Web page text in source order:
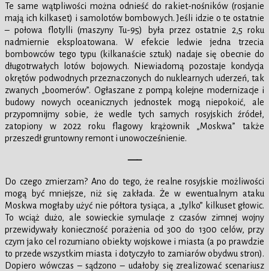
Te same wątpliwości można odnieść do rakiet-nośników (rosjanie
mają ich kilkaset) i samolotów bombowych. Jeśli idzie o te ostatnie
– połowa flotylli (maszyny Tu-95) była przez ostatnie 2,5 roku
nadmiernie eksploatowana. W efekcie ledwie jedna trzecia
bombowców tego typu (kilkanaście sztuk) nadaje się obecnie do
długotrwałych lotów bojowych. Niewiadomą pozostaje kondycja
okrętów podwodnych przeznaczonych do nuklearnych uderzeń, tak
zwanych „boomerów”. Ogłaszane z pompą kolejne modernizacje i
budowy nowych oceanicznych jednostek mogą niepokoić, ale
przypomnijmy sobie, że wedle tych samych rosyjskich źródeł,
zatopiony w 2022 roku flagowy krążownik „Moskwa” także
przeszedł gruntowny remont i unowocześnienie.
—–
Do czego zmierzam? Ano do tego, że realne rosyjskie możliwości
mogą być mniejsze, niż się zakłada. Że w ewentualnym ataku
Moskwa mogłaby użyć nie półtora tysiąca, a „tylko” kilkuset głowic.
To wciąż dużo, ale sowieckie symulacje z czasów zimnej wojny
przewidywały konieczność porażenia od 300 do 1300 celów, przy
czym jako cel rozumiano obiekty wojskowe i miasta (a po prawdzie
to przede wszystkim miasta i dotyczyło to zamiarów obydwu stron).
Dopiero wówczas – sądzono – udałoby się zrealizować scenariusz